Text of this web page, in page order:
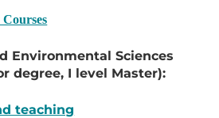
Environmental Sciences
degree, I level Master):
teaching